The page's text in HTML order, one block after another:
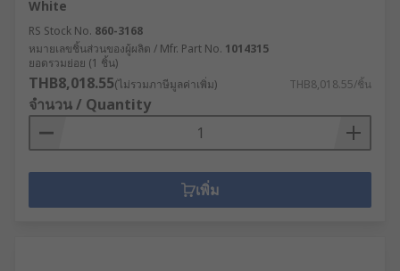
White
RS Stock No. 860-3168
หมายเลขชิ้นส่วนของผู้ผลิต / Mfr. Part No. 1014315
ยอดรวมย่อย (1 ชิ้น)
THB8,018.55(ไม่รวมภาษีมูลค่าเพิ่ม) THB8,018.55/ชิ้น
จำนวน / Quantity
เพิ่ม